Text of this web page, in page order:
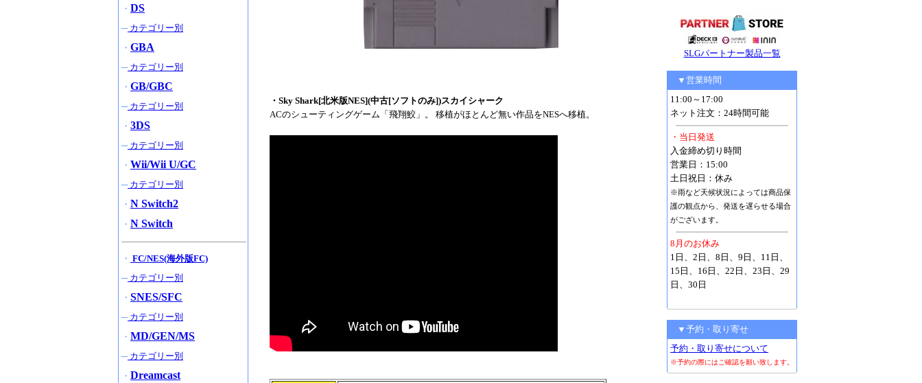
・Sky Shark[北米版NES](中古[ソフトのみ])スカイシャーク
ACのシューティングゲーム「飛翔鮫」。 移植がほとんど無い作品をNESへ移植。
・ DS
─カテゴリー別
・ GBA
─カテゴリー別
・ GB/GBC
─カテゴリー別
・ 3DS
─カテゴリー別
・ Wii/Wii U/GC
─カテゴリー別
・ N Switch2
・ N Switch
・ FC/NES(海外版FC)
─カテゴリー別
・ SNES/SFC
─カテゴリー別
・ MD/GEN/MS
─カテゴリー別
・ Dreamcast
SLGパートナー製品一覧
▼営業時間
11:00～17:00
ネット注文：24時間可能
・当日発送
入金締め切り時間
営業日：15:00
土日祝日：休み
※雨など天候状況によっては商品保
護の観点から、発送を遅らせる場合
がございます。
8月のお休み
1日、2日、8日、9日、11日、
15日、16日、22日、23日、29
日、30日
▼予約・取り寄せ
予約・取り寄せについて
※予約の際にはご確認を願い致します。